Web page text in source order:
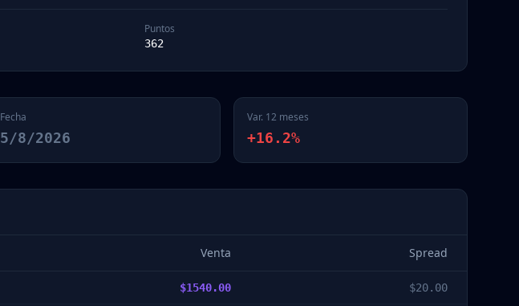
Puntos
362
Fecha
5/8/2026
Var. 12 meses
+16.2%
Venta Spread
$1540.00 $20.00